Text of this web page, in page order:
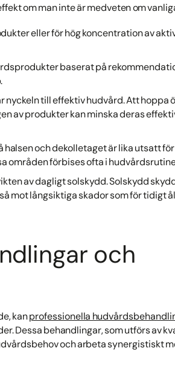
om man inte är medveten om
eller för hög koncentration av
baserat på
nyckeln till effektiv hudvård. Att hoppa
av produkter kan minska deras
halsen och dekolletaget är lika utsatt
områden förbises ofta i
av dagligt solskydd. Solskydd
mot långsiktiga skador som för tidigt
och
kanprofessionella
Dessa behandlingar, som utförs av
och arbeta synergistiskt